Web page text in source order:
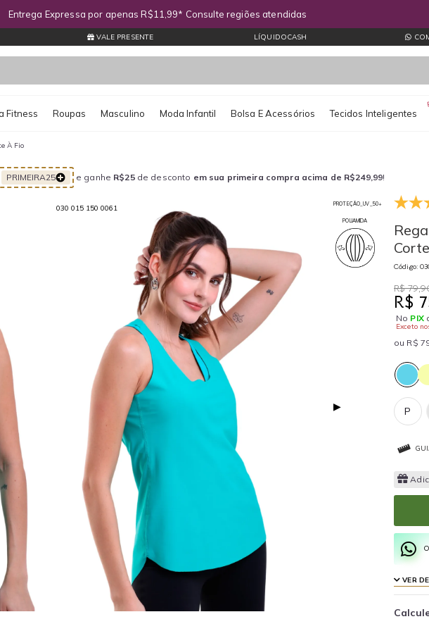
compra? Ganhe R$25 OFF com o cupomPRIMEIRA25exceto produtos promocionais
VALE PRESENTE LÍQUIDOCASH
Bolsa E Acessórios
Masculino Moda Infantil
Roupas
Fitness Tecidos Inteligentes
À Fio
PRIMEIRA25 e ganhe R$25de desconto em sua primeira compra acima de R$249,99!
030 015 150 0061 030 015 150 0061
▶
PROTEÇÃO_UV_50+
POLIAMIDA
Código:
R$
R$
No PIX
Exceto
ou R$
P
VER